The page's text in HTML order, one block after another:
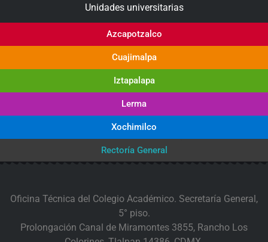
Unidades universitarias
Azcapotzalco
Cuajimalpa
Iztapalapa
Lerma
Xochimilco
Rectoría General
Oficina Técnica del Colegio Académico. Secretaría General,
5° piso.
Prolongación Canal de Miramontes 3855, Rancho Los